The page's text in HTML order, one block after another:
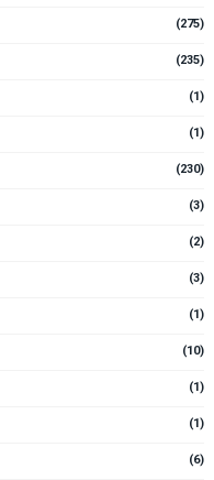
(275)
(235)
(1)
(1)
(230)
(3)
(2)
(3)
(1)
(10)
(1)
(1)
(6)